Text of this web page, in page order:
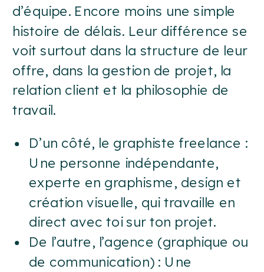
d’équipe. Encore moins une simple
histoire de délais. Leur différence se
voit surtout dans la structure de leur
offre, dans la gestion de projet, la
relation client et la philosophie de
travail.
D’un côté, le graphiste freelance :
Une personne indépendante,
experte en graphisme, design et
création visuelle, qui travaille en
direct avec toi sur ton projet.
De l’autre, l’agence (graphique ou
de communication) : Une